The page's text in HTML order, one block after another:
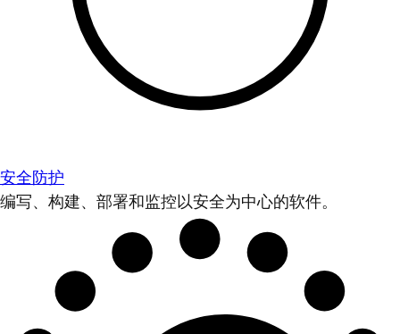
安全防护
编写、构建、部署和监控以安全为中心的软件。